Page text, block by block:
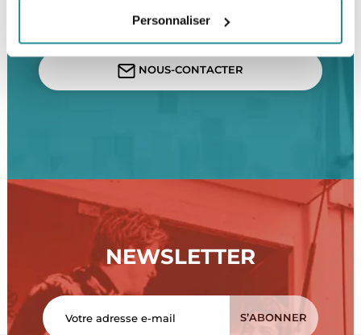
Personnaliser
NOUS-CONTACTER
NEWSLETTER